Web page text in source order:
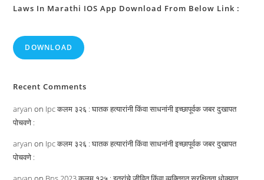
Laws In Marathi IOS App Download From Below Link :
DOWNLOAD
Recent Comments
aryan on Ipc कलम ३२६ : घातक हत्यारांनी किंवा साधनांनी इच्छापूर्वक जबर दुखापत
पोचवणे :
aryan on Ipc कलम ३२६ : घातक हत्यारांनी किंवा साधनांनी इच्छापूर्वक जबर दुखापत
पोचवणे :